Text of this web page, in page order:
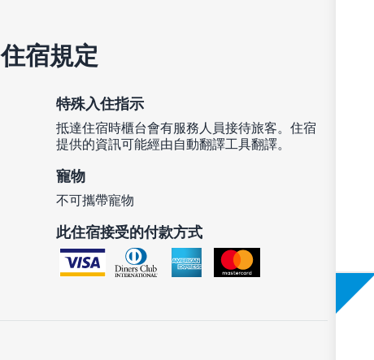
住宿規定
特殊入住指示
抵達住宿時櫃台會有服務人員接待旅客。住宿
提供的資訊可能經由自動翻譯工具翻譯。
寵物
不可攜帶寵物
此住宿接受的付款方式